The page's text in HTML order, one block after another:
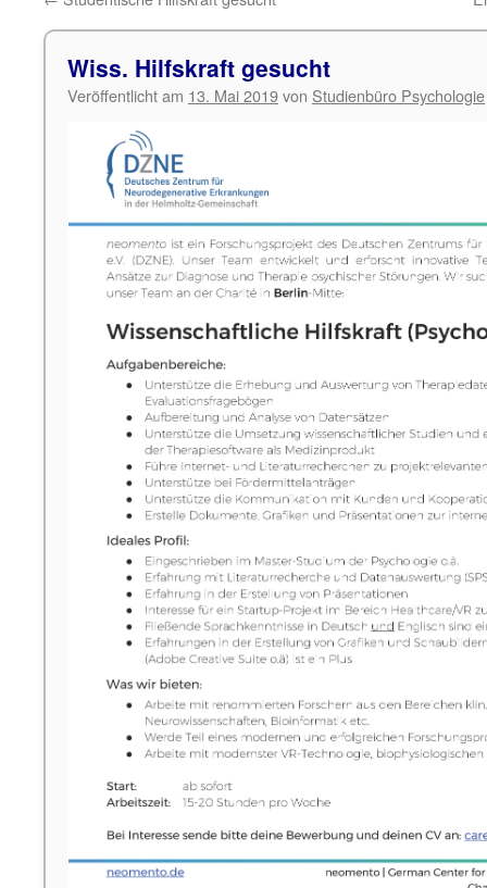
Wiss. Hilfskraft gesucht
Veröffentlicht am 13. Mai 2019von Studienbüro Psychologie